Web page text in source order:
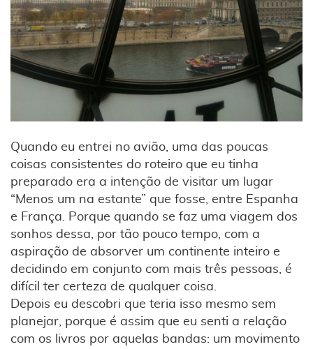
Quando eu entrei no avião, uma das poucas
coisas consistentes do roteiro que eu tinha
preparado era a intenção de visitar um lugar
“Menos um na estante” que fosse, entre Espanha
e França. Porque quando se faz uma viagem dos
sonhos dessa, por tão pouco tempo, com a
aspiração de absorver um continente inteiro e
decidindo em conjunto com mais três pessoas, é
difícil ter certeza de qualquer coisa.
Depois eu descobri que teria isso mesmo sem
planejar, porque é assim que eu senti a relação
com os livros por aquelas bandas: um movimento